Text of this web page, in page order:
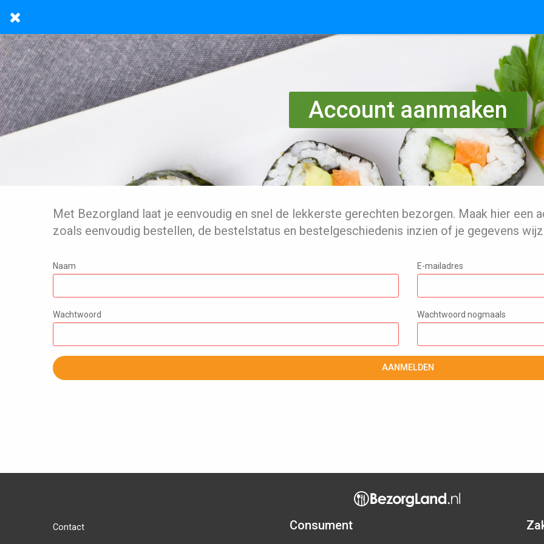
Account aanmaken
Met Bezorgland laat je eenvoudig en snel de lekkerste gerechten bezorgen. Maak hier een
zoals eenvoudig bestellen, de bestelstatus en bestelgeschiedenis inzien of je gegevens
Naam E-mailadres
Wachtwoord Wachtwoord nogmaals
AANMELDEN
Contact Consument